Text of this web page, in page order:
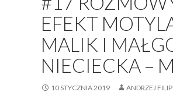
EFEKT
MALIK I
NIECIECKA –
10 STYCZNIA 2019 ANDRZEJ